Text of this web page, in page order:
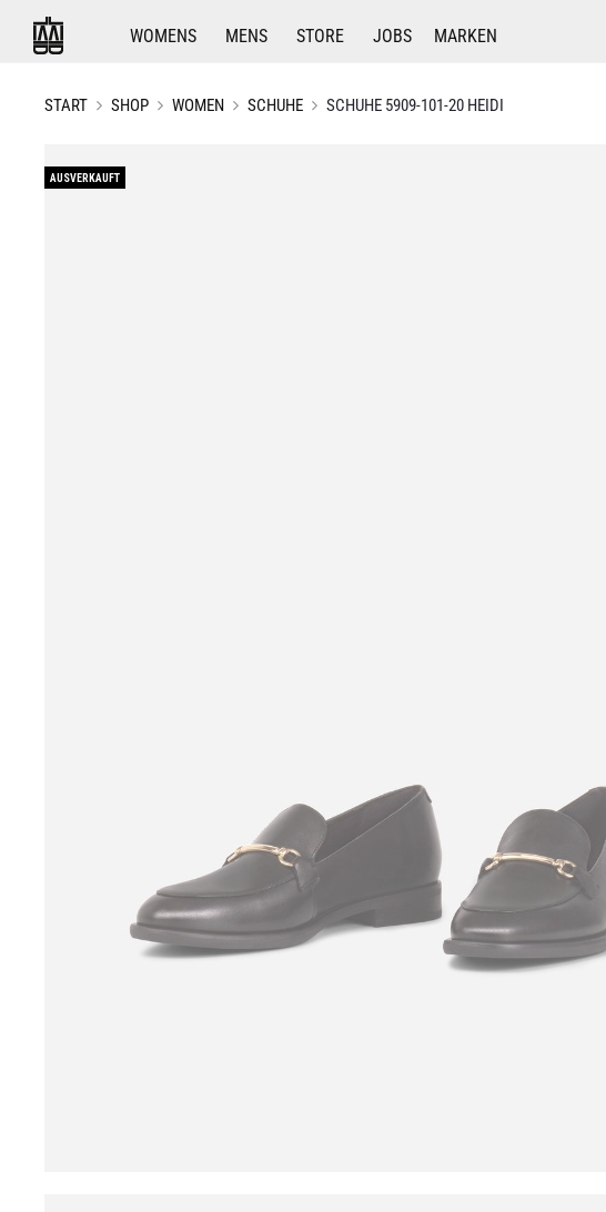
WOMENS MENS STORE JOBS MARKEN
START SHOP WOMEN SCHUHE SCHUHE 5909-101-20 HEIDI
AUSVERKAUFT